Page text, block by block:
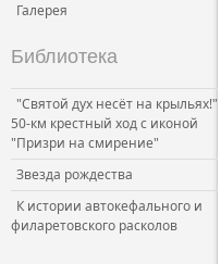
Галерея
Библиотека
"Святой дух несёт на крыльях!"
50-км крестный ход с иконой
"Призри на смирение"
Звезда рождества
К истории автокефального и
филаретовского расколов